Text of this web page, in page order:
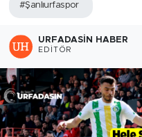
#Şanlıurfaspor
URFADASIN HABER
EDITÖR